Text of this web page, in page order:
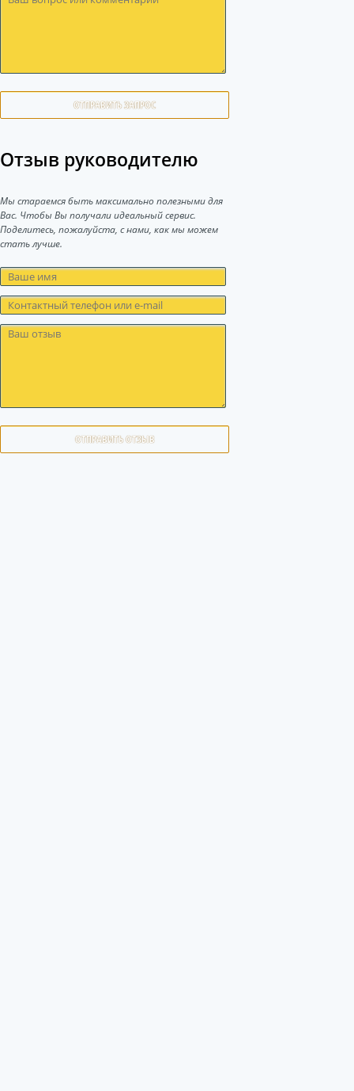
ОТПРАВИТЬ ЗАПРОС
Отзыв руководителю
Мы стараемся быть максимально полезными для
Вас. Чтобы Вы получали идеальный сервис.
Поделитесь, пожалуйста, с нами, как мы можем
стать лучше.
ОТПРАВИТЬ ОТЗЫВ